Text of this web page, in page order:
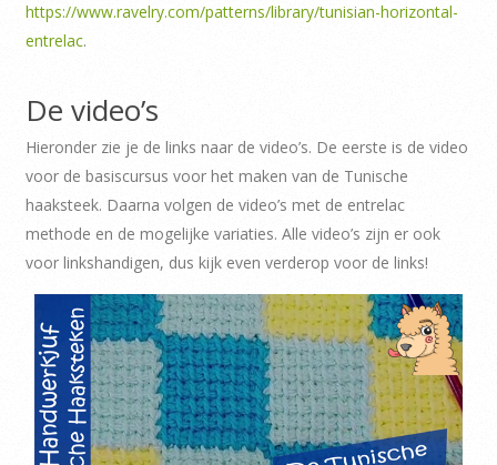
https://www.ravelry.com/patterns/library/tunisian-horizontal-
entrelac.
De video’s
Hieronder zie je de links naar de video’s. De eerste is de video
voor de basiscursus voor het maken van de Tunische
haaksteek. Daarna volgen de video’s met de entrelac
methode en de mogelijke variaties. Alle video’s zijn er ook
voor linkshandigen, dus kijk even verderop voor de links!